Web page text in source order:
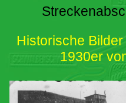
Historische
1930er